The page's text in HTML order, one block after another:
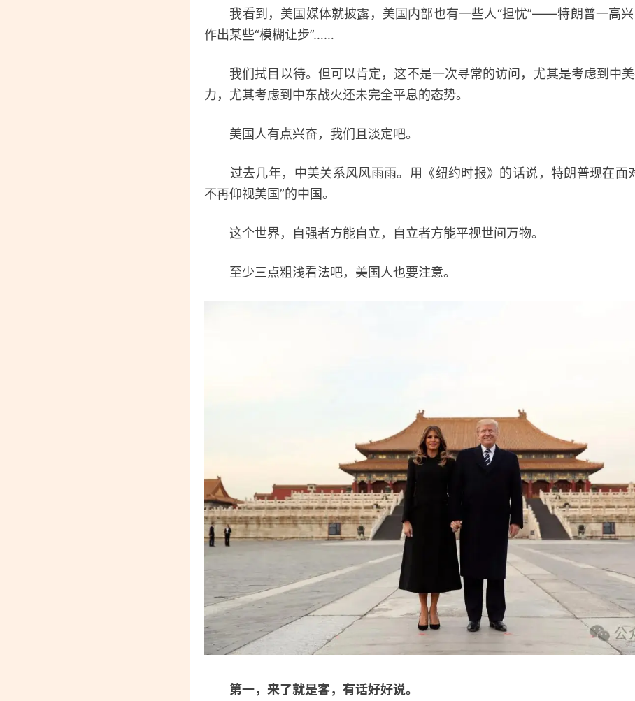
我看到，美国媒体就披露，美国内部也有一些人“担忧”——特朗普一高兴
作出某些“模糊让步”……
我们拭目以待。但可以肯定，这不是一次寻常的访问，尤其是考虑到中
力，尤其考虑到中东战火还未完全平息的态势。
美国人有点兴奋，我们且淡定吧。
过去几年，中美关系风风雨雨。用《纽约时报》的话说，特朗普现在面
不再仰视美国”的中国。
这个世界，自强者方能自立，自立者方能平视世间万物。
至少三点粗浅看法吧，美国人也要注意。
第一，来了就是客，有话好好说。